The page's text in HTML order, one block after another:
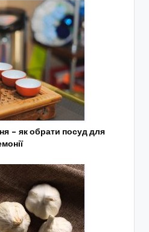
– як обрати посуд для